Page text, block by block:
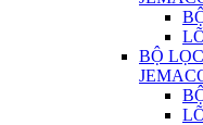
BỘ